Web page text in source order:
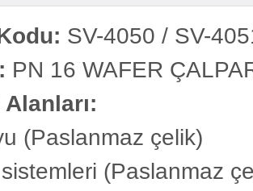
SV-4050 / SV-
PN 16 WAFER
(Paslanmaz çelik)
(Paslanmaz